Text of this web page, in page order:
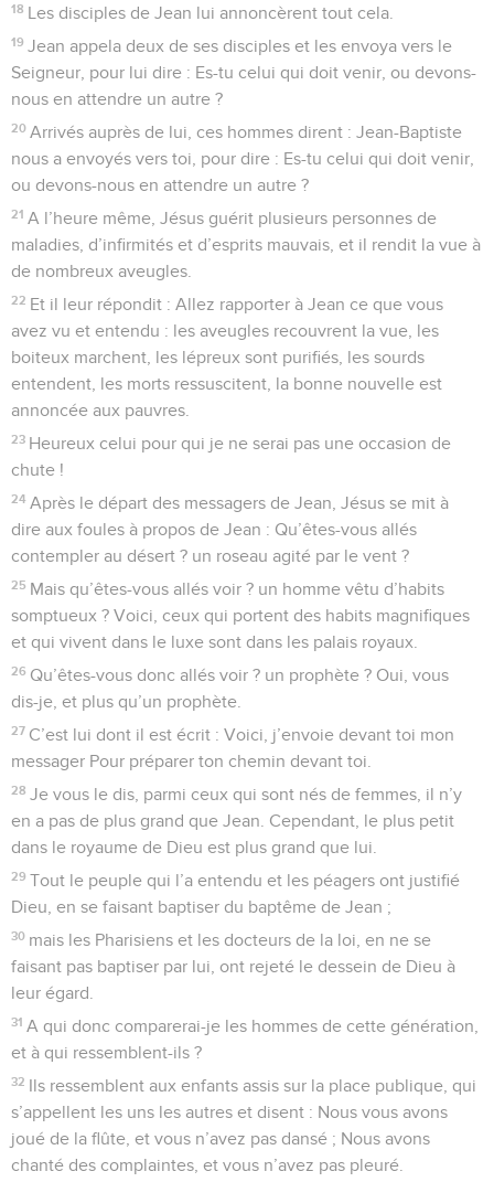
18 Les disciples de Jean lui annoncèrent tout cela.
19 Jean appela deux de ses disciples et les envoya vers le
Seigneur, pour lui dire : Es-tu celui qui doit venir, ou devons-
nous en attendre un autre ?
20 Arrivés auprès de lui, ces hommes dirent : Jean-Baptiste
nous a envoyés vers toi, pour dire : Es-tu celui qui doit venir,
ou devons-nous en attendre un autre ?
21 A l’heure même, Jésus guérit plusieurs personnes de
maladies, d’infirmités et d’esprits mauvais, et il rendit la vue à
de nombreux aveugles.
22 Et il leur répondit : Allez rapporter à Jean ce que vous
avez vu et entendu : les aveugles recouvrent la vue, les
boiteux marchent, les lépreux sont purifiés, les sourds
entendent, les morts ressuscitent, la bonne nouvelle est
annoncée aux pauvres.
23 Heureux celui pour qui je ne serai pas une occasion de
chute !
24 Après le départ des messagers de Jean, Jésus se mit à
dire aux foules à propos de Jean : Qu’êtes-vous allés
contempler au désert ? un roseau agité par le vent ?
25 Mais qu’êtes-vous allés voir ? un homme vêtu d’habits
somptueux ? Voici, ceux qui portent des habits magnifiques
et qui vivent dans le luxe sont dans les palais royaux.
26 Qu’êtes-vous donc allés voir ? un prophète ? Oui, vous
dis-je, et plus qu’un prophète.
27 C’est lui dont il est écrit : Voici, j’envoie devant toi mon
messager Pour préparer ton chemin devant toi.
28 Je vous le dis, parmi ceux qui sont nés de femmes, il n’y
en a pas de plus grand que Jean. Cependant, le plus petit
dans le royaume de Dieu est plus grand que lui.
29 Tout le peuple qui l’a entendu et les péagers ont justifié
Dieu, en se faisant baptiser du baptême de Jean ;
30 mais les Pharisiens et les docteurs de la loi, en ne se
faisant pas baptiser par lui, ont rejeté le dessein de Dieu à
leur égard.
31 A qui donc comparerai-je les hommes de cette génération,
et à qui ressemblent-ils ?
32 Ils ressemblent aux enfants assis sur la place publique, qui
s’appellent les uns les autres et disent : Nous vous avons
joué de la flûte, et vous n’avez pas dansé ; Nous avons
chanté des complaintes, et vous n’avez pas pleuré.